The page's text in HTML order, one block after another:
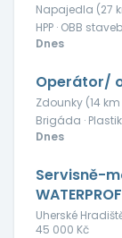
Napajedla (27
HPP · OBB
Dnes
Operátor/
Zdounky (14
Brigáda ·
Dnes
Servisně-
Uherské
45 000 Kč